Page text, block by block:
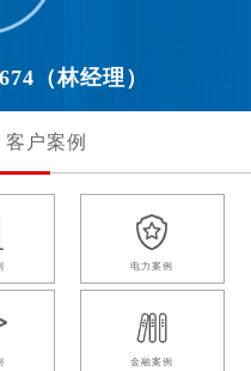
（林经理）
客户案例
电力案例
金融案例